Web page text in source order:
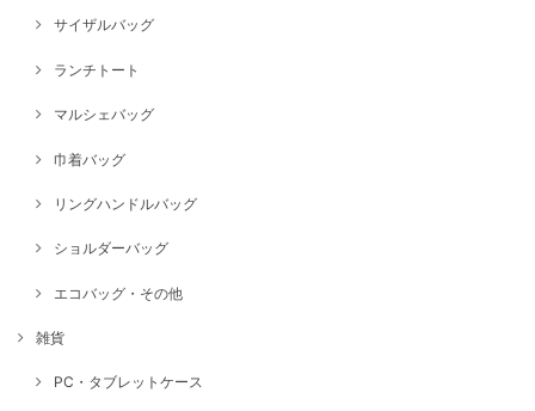
サイザルバッグ
ランチトート
マルシェバッグ
巾着バッグ
リングハンドルバッグ
ショルダーバッグ
エコバッグ・その他
雑貨
PC・タブレットケース